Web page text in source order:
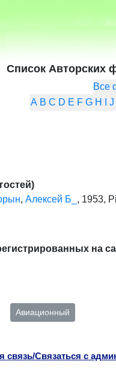
Список Авторских
Все
A B C D E F G H J
, Алексей Б_ , 1953,
на
Авиационный
связь/Связаться с